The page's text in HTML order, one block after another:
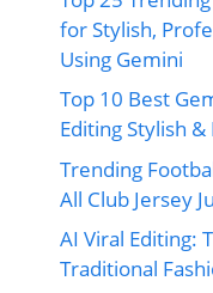
for Stylish,
Using Gemini
Top 10 Best
Editing Stylish
Trending
All Club Jersey
AI Viral Editing:
Traditional